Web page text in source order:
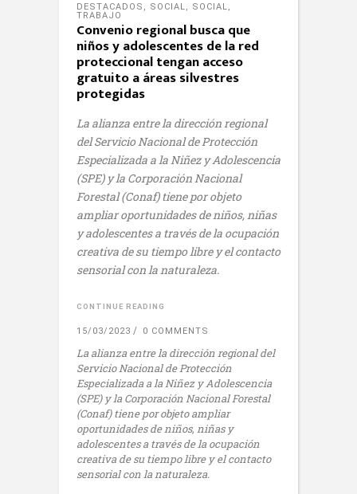
DESTACADOS , SOCIAL, SOCIAL,
TRABAJO
Convenio regional busca que
niños y adolescentes de la red
proteccional tengan acceso
gratuito a áreas silvestres
protegidas
La alianza entre la dirección regional
del Servicio Nacional de Protección
Especializada a la Niñez y Adolescencia
(SPE) y la Corporación Nacional
Forestal (Conaf) tiene por objeto
ampliar oportunidades de niños, niñas
y adolescentes a través de la ocupación
creativa de su tiempo libre y el contacto
sensorial con la naturaleza.
CONTINUE READING
15/03/2023 0 COMMENTS
La alianza entre la dirección regional del
Servicio Nacional de Protección
Especializada a la Niñez y Adolescencia
(SPE) y la Corporación Nacional Forestal
(Conaf) tiene por objeto ampliar
oportunidades de niños, niñas y
adolescentes a través de la ocupación
creativa de su tiempo libre y el contacto
sensorial con la naturaleza.